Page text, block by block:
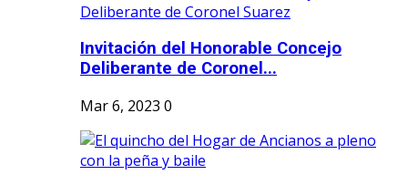
Invitación del Honorable Concejo
Deliberante de Coronel...
Mar 6, 2023 0